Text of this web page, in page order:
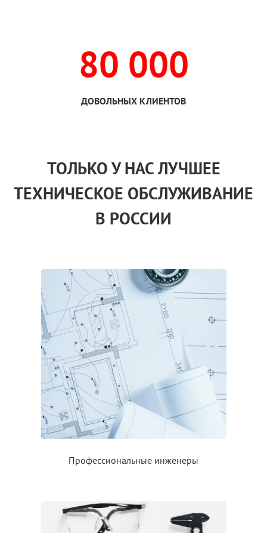
80 000
ДОВОЛЬНЫХ КЛИЕНТОВ
ТОЛЬКОУ НАСЛУЧШЕЕ
ТЕХНИЧЕСКОЕ ОБСЛУЖИВАНИЕ
В РОССИИ
Профессиональные инженеры